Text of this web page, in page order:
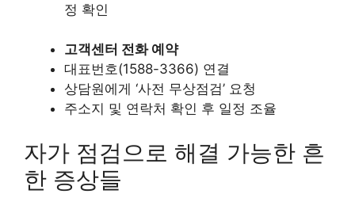
정 확인
고객센터 전화 예약
대표번호(1588-3366) 연결
상담원에게 ‘사전 무상점검’ 요청
주소지 및 연락처 확인 후 일정 조율
자가 점검으로 해결 가능한 흔
한 증상들